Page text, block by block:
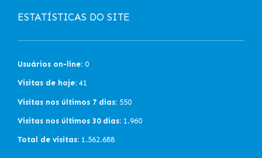
ESTATÍSTICAS DO SITE
Usuários on-line: 0
Visitas de hoje: 41
Visitas nos últimos 7 dias: 550
Visitas nos últimos 30 dias: 1.960
Total de visitas: 1.562.688